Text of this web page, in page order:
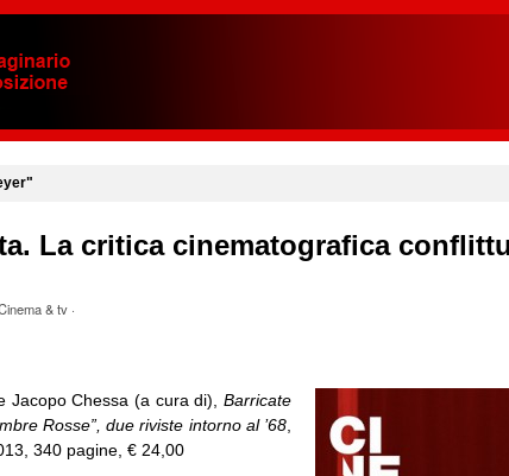
La critica cinematografica
& tv·
Jacopo Chessa (a cura di), Barricate
Rosse”, due riviste intorno al ’68,
340 pagine, € 24,00